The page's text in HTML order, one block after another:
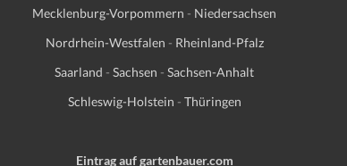
Mecklenburg-Vorpommern - Niedersachsen
Nordrhein-Westfalen - Rheinland-Pfalz
Saarland -Sachsen -Sachsen-Anhalt
Schleswig-Holstein - Thüringen
Eintrag auf gartenbauer.com